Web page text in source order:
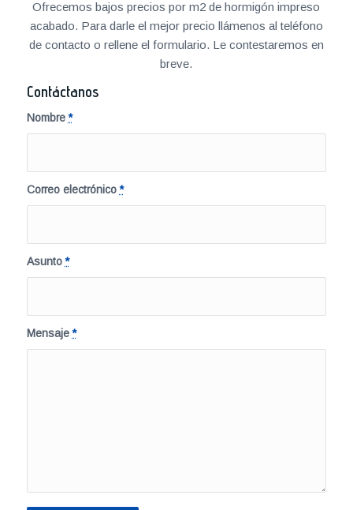
Ofrecemos bajos precios por m2 de hormigón impreso
acabado. Para darle el mejor precio llámenos al teléfono
de contacto o rellene el formulario. Le contestaremos en
breve.
Contáctanos
Nombre*
Correo electrónico*
Asunto*
Mensaje*